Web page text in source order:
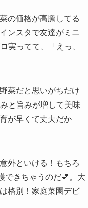
の価格が高騰してる
ンスタで友達がミニ
実ってて、「えっ、
菜だと思いがちだけ
と旨みが増して美味
が早くて丈夫だか
外といける！もちろ
できちゃうのだ💕。大
格別！家庭菜園デビ